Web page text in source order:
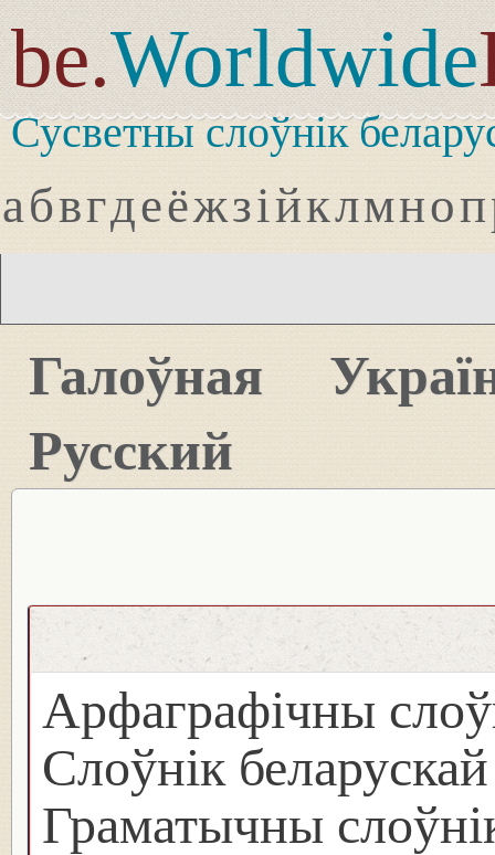
be.Worldwide
Сусветны слоўнік
абвгдеёжзійклмноп
Галоўная
Русский
Арфаграфічны
Слоўнік
Граматычны